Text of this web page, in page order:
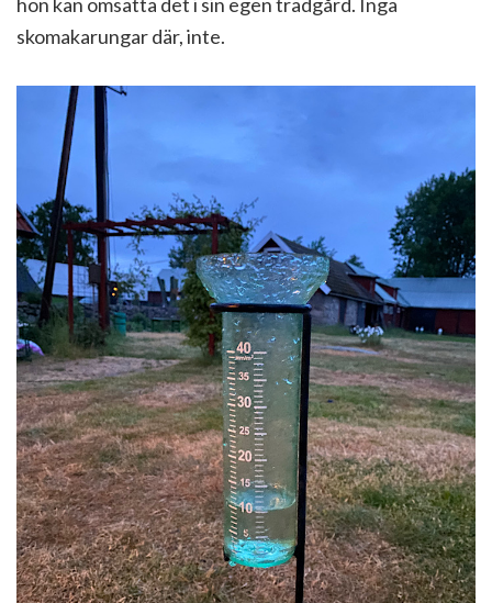
skomakarungar där, inte.